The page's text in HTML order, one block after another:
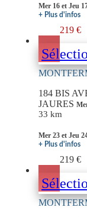
Mer 16 et Jeu
+ Plus d'infos
219 €
184 BIS
JAURES
33 km
Mer 23 et Jeu
+ Plus d'infos
219 €